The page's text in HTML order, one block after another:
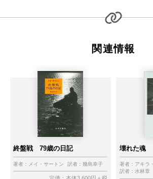
関連情報
終盤戦 79歳の日記
著者： メイ・サートン 訳者： 幾島幸子
壊れた魂
著者： アキラ
訳者： 水林章